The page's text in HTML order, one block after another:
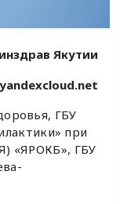
Якутии
yandexcloud.net
ГБУ
при
«ЯРОКБ», ГБУ